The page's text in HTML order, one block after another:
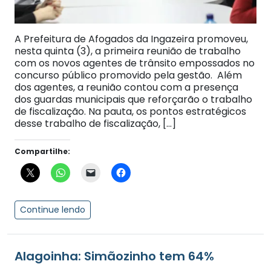
A Prefeitura de Afogados da Ingazeira promoveu,
nesta quinta (3), a primeira reunião de trabalho
com os novos agentes de trânsito empossados no
concurso público promovido pela gestão. Além
dos agentes, a reunião contou com a presença
dos guardas municipais que reforçarão o trabalho
de fiscalização. Na pauta, os pontos estratégicos
desse trabalho de fiscalização, […]
Compartilhe:
Continue lendo
Alagoinha: Simãozinho tem 64%